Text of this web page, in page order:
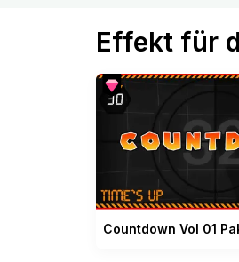
Effekt für
Countdown Vol 01